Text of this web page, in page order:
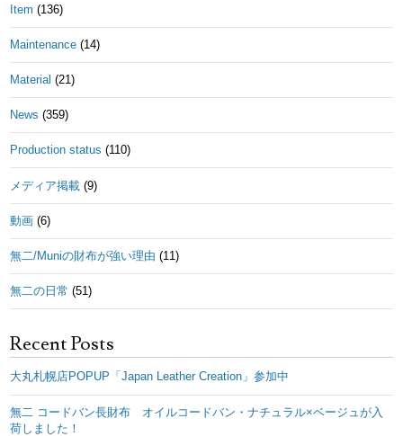
Item (136)
Maintenance (14)
Material (21)
News (359)
Production status (110)
メディア掲載 (9)
動画 (6)
無二/Muniの財布が強い理由 (11)
無二の日常 (51)
Recent Posts
大丸札幌店POPUP「Japan Leather Creation」参加中
無二 コードバン長財布 オイルコードバン・ナチュラル×ベージュが入
荷しました！